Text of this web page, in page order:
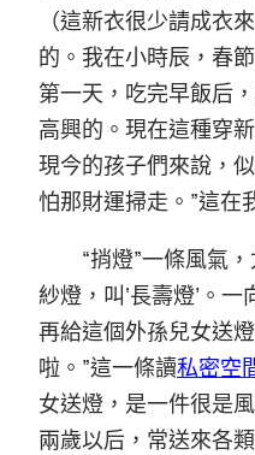
（這新衣很少請成衣
的。我在小時辰，春
第一天，吃完早飯后
高興的。現在這種穿
現今的孩子們來說，
怕那財運掃走。”這在
“捎燈”一條風氣
紗燈，叫‘長壽燈’。
再給這個外孫兒女送
啦。”這一條讀私密空
女送燈，是一件很是
兩歲以后，常送來各